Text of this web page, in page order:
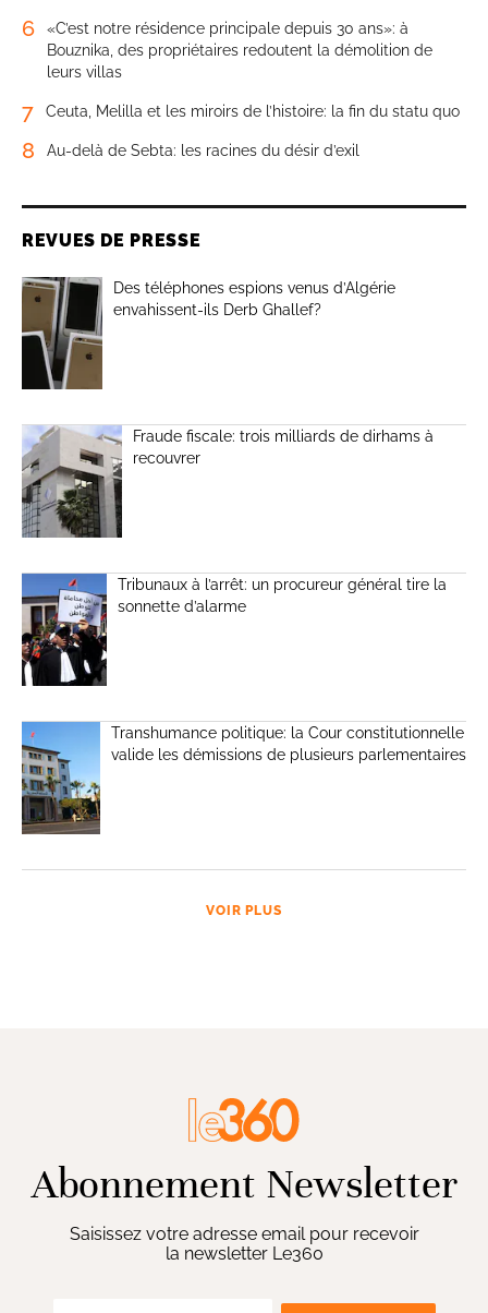
6
«C’est notre résidence principale depuis 30 ans»: à
Bouznika, des propriétaires redoutent la démolition de
leurs villas
7 Ceuta, Melilla et les miroirs de l’histoire: la fin du statu quo
8 Au-delà de Sebta: les racines du désir d’exil
REVUES DE PRESSE
Des téléphones espions venus d’Algérie
envahissent-ils Derb Ghallef?
Fraude fiscale: trois milliards de dirhams à
recouvrer
Tribunaux à l’arrêt: un procureur général tire la
sonnette d’alarme
Transhumance politique: la Cour constitutionnelle
valide les démissions de plusieurs parlementaires
VOIR PLUS
Abonnement Newsletter
Saisissez votre adresse email pour recevoir
la newsletter Le360